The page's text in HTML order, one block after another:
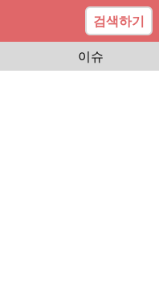
검색하기
이슈